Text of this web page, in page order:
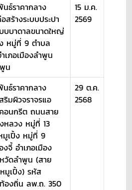
นธ์ราคากลาง
สร้างระบบประปา
บบาดาลขนาดใหญ่
หมู่ที่ 9 ตำบล
เภอเมืองลำพูน
น
15 ม.ค.
2569
นธ์ราคากลาง
ริมผิวจราจรแอ
นกรีต ถนนสาย
หลวง หมู่ที่ 13
มูเปิ้ง หมู่ที่ 9
จี้ อำเภอเมือง
วัดลำพูน (สาย
มูเปิ้ง) รหัส
องถิ่น ลพ.ถ. 350
29 ต.ค.
2568